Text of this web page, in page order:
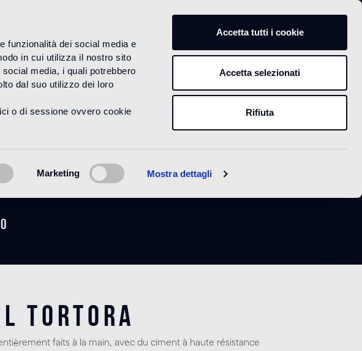
funzionalità dei social media e
in cui utilizza il nostro sito
media, i quali potrebbero
dal suo utilizzo dei loro
o di sessione ovvero cookie
Marketing Mostra dettagli
Accetta tutti i cookie
Accetta selezionati
Rifiuta
Tortora
faits à la main, avec du ciment à haute résistance